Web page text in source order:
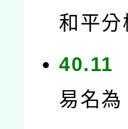
和平分
40.11
易名